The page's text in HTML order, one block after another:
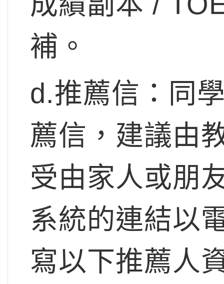
補。
d.推薦信：同
薦信，建議由
受由家人或朋
系統的連結以
寫以下推薦人